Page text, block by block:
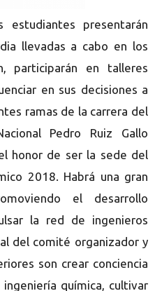
estudiantes presentarán
llevadas a cabo en los
participarán en talleres
en sus decisiones a
ramas de la carrera del
Pedro Ruiz Gallo
honor de ser la sede del
2018. Habrá una gran
el desarrollo
la red de ingenieros
del comité organizador y
son crear conciencia
química, cultivar